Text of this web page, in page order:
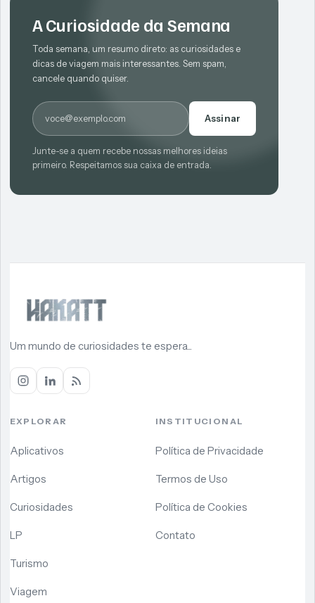
A Curiosidade da Semana
Toda semana, um resumo direto: as curiosidades e
dicas de viagem mais interessantes. Sem spam,
cancele quando quiser.
E-mail
Assinar
Junte-se a quem recebe nossas melhores ideias
primeiro. Respeitamos sua caixa de entrada.
Um mundo de curiosidades te espera...
EXPLORAR
Aplicativos
Artigos
Curiosidades
LP
Turismo
Viagem
INSTITUCIONAL
Política de Privacidade
Termos de Uso
Política de Cookies
Contato